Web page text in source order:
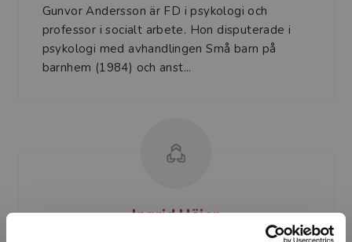
Gunvor Andersson är FD i psykologi och
professor i socialt arbete. Hon disputerade i
psykologi med avhandlingen Små barn på
barnhem (1984) och anst...
Ingrid Höjer